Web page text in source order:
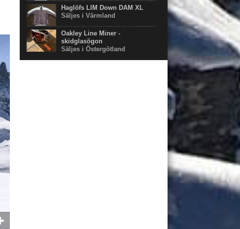
Haglöfs LIM Down DAM XL
Säljes i Värmland
Oakley Line Miner -
skidglasögon
Säljes i Östergötland